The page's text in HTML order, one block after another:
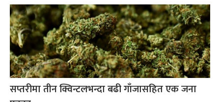
सप्तरीमा तीन क्विन्टलभन्दा बढी गाँजासहित एक जना